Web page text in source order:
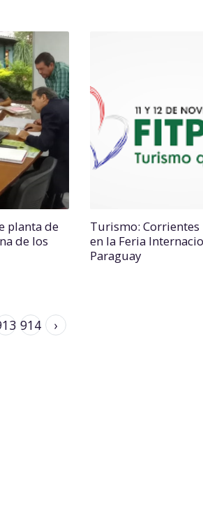
planta de
de los
Turismo:
en la Feria
Paraguay
914 ›